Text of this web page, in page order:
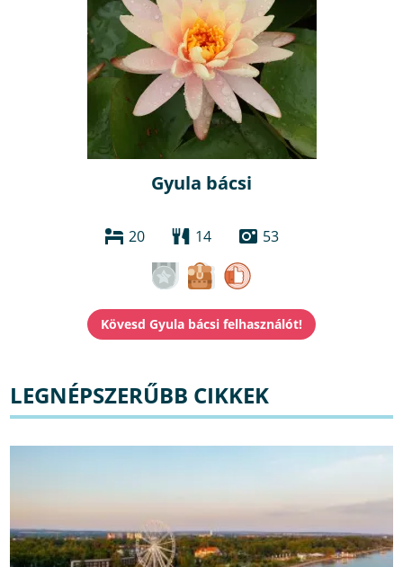
Gyula bácsi
20 14 53
LEGNÉPSZERŰBB CIKKEK